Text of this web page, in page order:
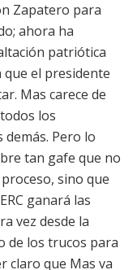
Zapatero para
ahora ha
patriótica
el presidente
Mas carece de
los
demás. Pero lo
tan gafe que no
sino que
ganará las
vez desde la
de los trucos para
claro que Mas va